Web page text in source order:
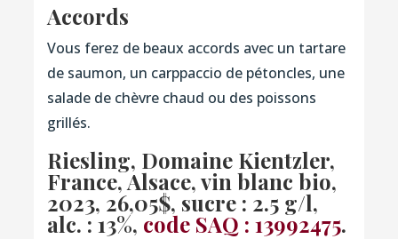
Accords
Vous ferez de beaux accords avec un tartare
de saumon, un carppaccio de pétoncles, une
salade de chèvre chaud ou des poissons
grillés.
Riesling, Domaine Kientzler,
France, Alsace, vin blanc bio,
2023, 26,05$, sucre : 2.5 g/l,
alc. : 13%, code SAQ : 13992475.